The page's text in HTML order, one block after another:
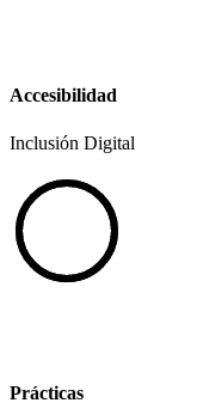
Accesibilidad
Inclusión Digital
Prácticas